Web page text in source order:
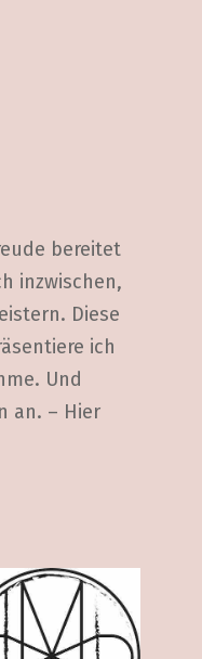
bereitet
inzwischen,
Diese
ich
Und
an. – Hier